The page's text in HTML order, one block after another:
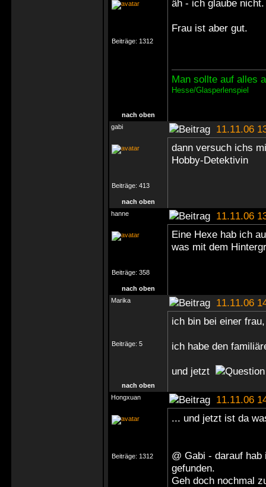
Beiträge: 1312
äh - ich glaube
Frau ist aber gut.
Man sollte auf alles
Hesse/Glasperlenspiel
nach oben
gabi
11.11.06
Beiträge: 413
dann versuch ichs
Hobby-Detektivin
nach oben
hanne
11.11.06
Beiträge: 358
Eine Hexe hab ich
was mit dem
nach oben
Marika
11.11.06
Beiträge: 5
ich bin bei einer
ich habe den
und jetzt
nach oben
Hongxuan
11.11.06
Beiträge: 1312
... und jetzt ist da
@ Gabi - darauf
gefunden.
Geh doch nochmal